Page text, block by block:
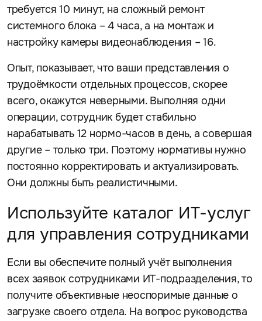
требуется 10 минут, на сложный ремонт
системного блока – 4 часа, а на монтаж и
настройку камеры видеонаблюдения – 16.
Опыт, показывает, что ваши представления о
трудоёмкости отдельных процессов, скорее
всего, окажутся неверными. Выполняя одни
операции, сотрудник будет стабильно
нарабатывать 12 нормо-часов в день, а совершая
другие – только три. Поэтому нормативы нужно
постоянно корректировать и актуализировать.
Они должны быть реалистичными.
Используйте каталог ИТ-услуг
для управления сотрудниками
Если вы обеспечите полный учёт выполнения
всех заявок сотрудниками ИТ-подразделения, то
получите объективные неоспоримые данные о
загрузке своего отдела. На вопрос руководства